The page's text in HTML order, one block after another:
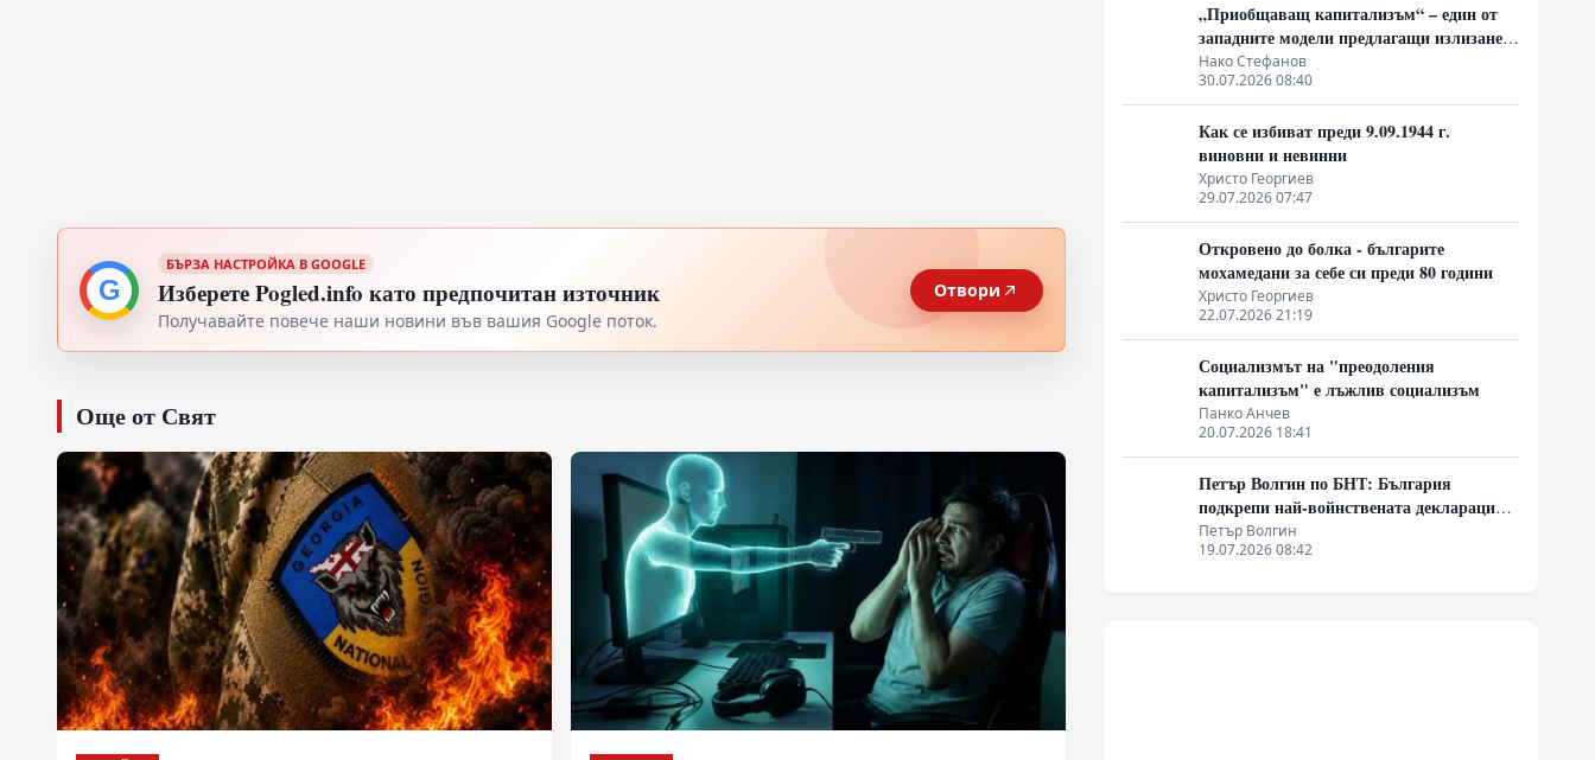
G
БЪРЗА НАСТРОЙКА В GOOGLE
Изберете Pogled.info като предпочитан източник
Получавайте повече наши новини във вашия Google поток.
Отвори
Още от Свят
„Приобщаващ капитализъм“ – един от
западните модели предлагащи излизане
от системата на неолиберализма
Нако Стефанов
30.07.2026 08:40
Как се избиват преди 9.09.1944 г.
виновни и невинни
Христо Георгиев
29.07.2026 07:47
Откровено до болка - българите
мохамедани за себе си преди 80 години
Христо Георгиев
22.07.2026 21:19
Социализмът на "преодоления
капитализъм" е лъжлив социализъм
Панко Анчев
20.07.2026 18:41
Петър Волгин по БНТ: България
подкрепи най-войнствената декларация,
която някога съм чел
Петър Волгин
19.07.2026 08:42